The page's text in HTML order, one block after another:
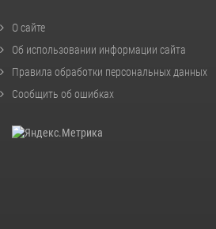
О сайте
Об использовании информации сайта
Правила обработки персональных данных
Сообщить об ошибках